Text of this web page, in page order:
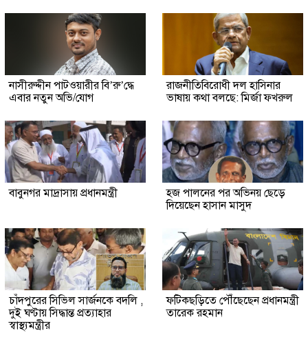
নাসীরুদ্দীন পাটওয়ারীর বি’রু’দ্ধে
এবার নতুন অভি/যোগ
রাজনীতিবিরোধী দল হাসিনার
ভাষায় কথা বলছে: মির্জা ফখরুল
বাবুনগর মাদ্রাসায় প্রধানমন্ত্রী
হজ পালনের পর অভিনয় ছেড়ে
দিয়েছেন হাসান মাসুদ
চাঁদপুরের সিভিল সার্জনকে বদলি ,
দুই ঘণ্টায় সিদ্ধান্ত প্রত্যাহার
স্বাস্থ্যমন্ত্রীর
ফটিকছড়িতে পৌঁছেছেন প্রধানমন্ত্রী
তারেক রহমান